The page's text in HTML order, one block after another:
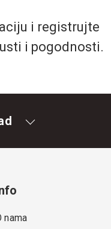
i registrujte
i pogodnosti.
nama